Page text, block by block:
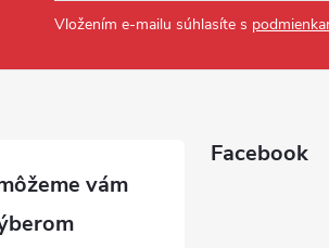
Vložením e-mailu súhlasíte s
Facebook